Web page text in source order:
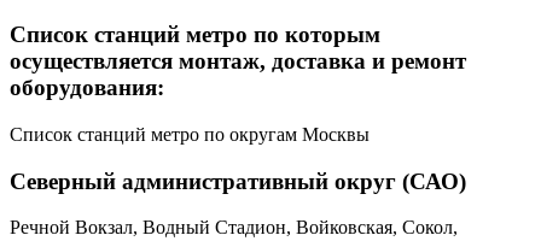
Список станций метро по которым
осуществляется монтаж, доставка и ремонт
оборудования:
Список станций метро по округам Москвы
Северный административный округ (САО)
Речной Вокзал, Водный Стадион, Войковская, Сокол,